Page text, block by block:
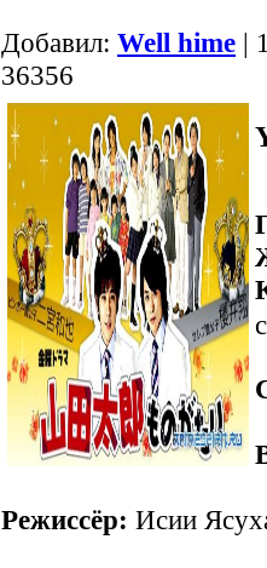
Добавил: Well hime |
36356
Режиссёр: Исии